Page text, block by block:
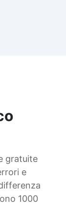
gratuite
e
1000